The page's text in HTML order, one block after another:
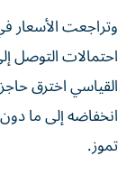
وتراجعت الأسعار
احتمالات التوصل
تموز.